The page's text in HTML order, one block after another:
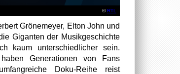
©RTL
Grönemeyer, Elton John und
Giganten der Musikgeschichte
kaum unterschiedlicher sein.
Generationen von Fans
Doku-Reihe reist